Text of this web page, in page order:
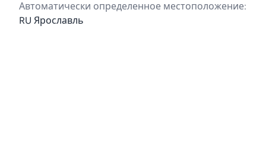
Автоматически определенное местоположение:
RU Ярославль